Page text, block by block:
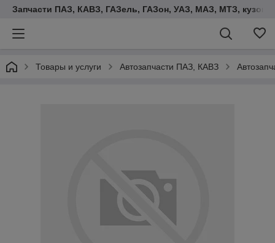
Запчасти ПАЗ, КАВЗ, ГАЗель, ГАЗон, УАЗ, МАЗ, МТЗ,
Товары и услуги Автозапчасти ПАЗ, КАВЗ